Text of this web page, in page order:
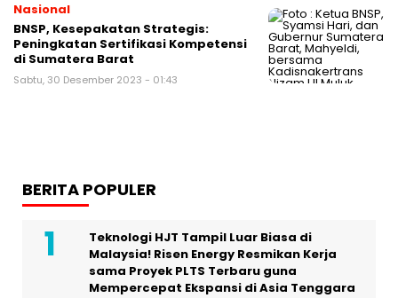
Nasional
BNSP, Kesepakatan Strategis:
Peningkatan Sertifikasi Kompetensi
di Sumatera Barat
Sabtu, 30 Desember 2023 - 01:43
BERITA POPULER
Teknologi HJT Tampil Luar Biasa di
Malaysia! Risen Energy Resmikan Kerja
sama Proyek PLTS Terbaru guna
Mempercepat Ekspansi di Asia Tenggara